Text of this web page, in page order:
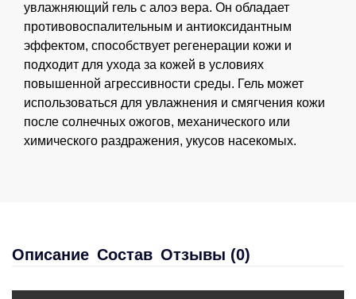
увлажняющий гель с алоэ вера. Он обладает
противовоспалительным и антиоксидантным
эффектом, способствует регенерации кожи и
подходит для ухода за кожей в условиях
повышенной агрессивности среды. Гель может
использоваться для увлажнения и смягчения кожи
после солнечных ожогов, механического или
химического раздражения, укусов насекомых.
Описание Состав Отзывы (0)